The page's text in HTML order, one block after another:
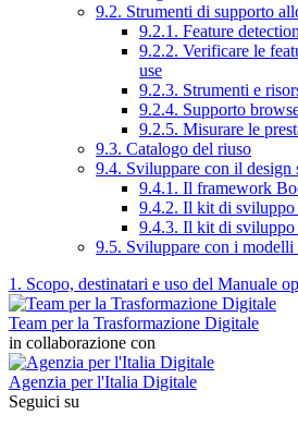
9.2. Strumenti di supporto
9.2.1. Feature detection
9.2.2. Verificare le
use
9.2.3. Strumenti e
9.2.4. Supporto
9.2.5. Misurare le
9.3. Catalogo del riuso
9.4. Sviluppare con il design
9.4.1. Il framework
9.4.2. Il kit di sviluppo
9.4.3. Il kit di
9.5. Sviluppare con i modelli
1. Scopo, destinatari e uso del Manuale
Team per la Trasformazione Digitale
in collaborazione con
Agenzia per l'Italia Digitale
Seguici su